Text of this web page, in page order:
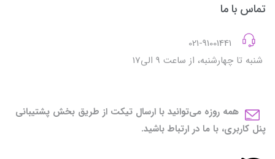
تماس با ما
شنبه تا چهارشنبه، از ساعت 9 الی17
همه روزه می‌توانید با ارسال تیکت از طریق بخش پشتیبانی
پنل کاربری، با ما در ارتباط باشید.